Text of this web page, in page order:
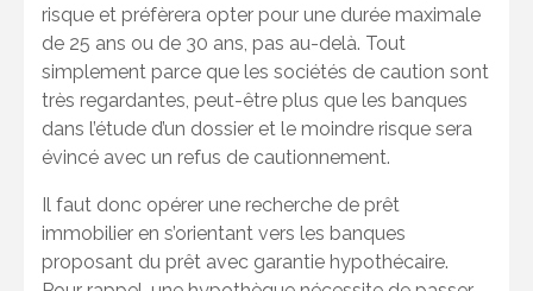
risque et préfèrera opter pour une durée maximale
de 25 ans ou de 30 ans, pas au-delà. Tout
simplement parce que les sociétés de caution sont
très regardantes, peut-être plus que les banques
dans l’étude d’un dossier et le moindre risque sera
évincé avec un refus de cautionnement.
Il faut donc opérer une recherche de prêt
immobilier en s’orientant vers les banques
proposant du prêt avec garantie hypothécaire.